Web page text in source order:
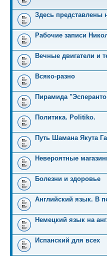
Здесь представлены
Рабочие записи
Вечные двигатели и
Всяко-разно
Пирамида
Политика. Politiko.
Путь Шамана Якута
Невероятные
Болезни и здоровье
Английский язык. В
Немецкий язык на
Испанский для всех